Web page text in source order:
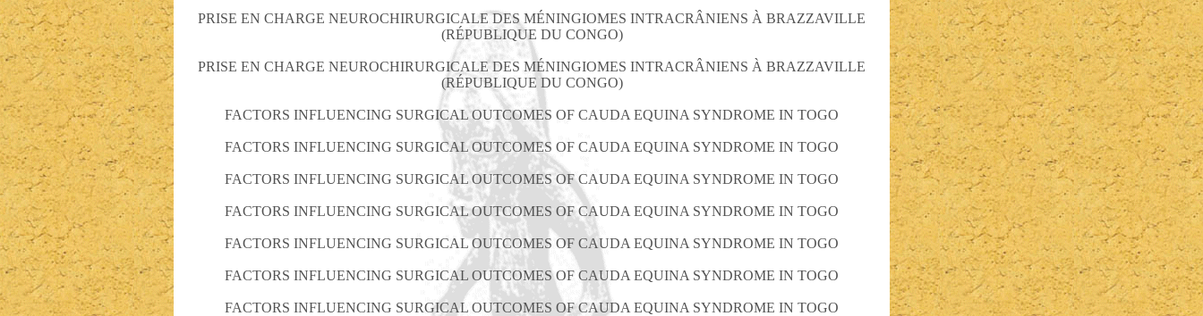
PRISE EN CHARGE NEUROCHIRURGICALE DES MÉNINGIOMES INTRACRÂNIENS À BRAZZAVILLE
(RÉPUBLIQUE DU CONGO)
PRISE EN CHARGE NEUROCHIRURGICALE DES MÉNINGIOMES INTRACRÂNIENS À BRAZZAVILLE
(RÉPUBLIQUE DU CONGO)
FACTORS INFLUENCING SURGICAL OUTCOMES OF CAUDA EQUINA SYNDROME IN TOGO
FACTORS INFLUENCING SURGICAL OUTCOMES OF CAUDA EQUINA SYNDROME IN TOGO
FACTORS INFLUENCING SURGICAL OUTCOMES OF CAUDA EQUINA SYNDROME IN TOGO
FACTORS INFLUENCING SURGICAL OUTCOMES OF CAUDA EQUINA SYNDROME IN TOGO
FACTORS INFLUENCING SURGICAL OUTCOMES OF CAUDA EQUINA SYNDROME IN TOGO
FACTORS INFLUENCING SURGICAL OUTCOMES OF CAUDA EQUINA SYNDROME IN TOGO
FACTORS INFLUENCING SURGICAL OUTCOMES OF CAUDA EQUINA SYNDROME IN TOGO